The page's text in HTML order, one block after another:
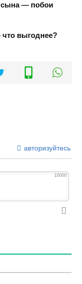
сына — побои
что выгоднее?
авторизуйтесь
10000